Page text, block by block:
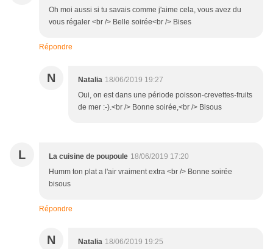
Oh moi aussi si tu savais comme j'aime cela, vous avez du
vous régaler <br /> Belle soirée<br /> Bises
Répondre
N Natalia 18/06/2019 19:27
Oui, on est dans une période poisson-crevettes-fruits
de mer :-).<br /> Bonne soirée,<br /> Bisous
L La cuisine de poupoule 18/06/2019 17:20
Humm ton plat a l'air vraiment extra <br /> Bonne soirée
bisous
Répondre
N Natalia 18/06/2019 19:25